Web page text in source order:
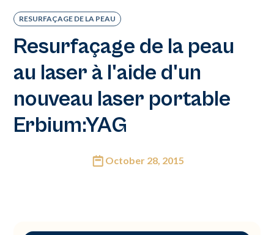
RESURFAÇAGE DE LA PEAU
Resurfaçage de la peau
au laser à l'aide d'un
nouveau laser portable
Erbium:YAG
October 28, 2015